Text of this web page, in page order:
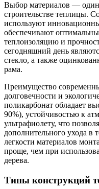
Выбор материалов —
строительстве теплицы.
используют
обеспечивают
теплоизоляцию и
сегодняшний день
стекло, а также
рама.
Преимущество
долговечности и
поликарбонат обладает
90%), устойчивостью к
ультрафиолету, что
дополнительного ухода в
легкости материалов
проще, чем при
дерева.
Типы конструкций